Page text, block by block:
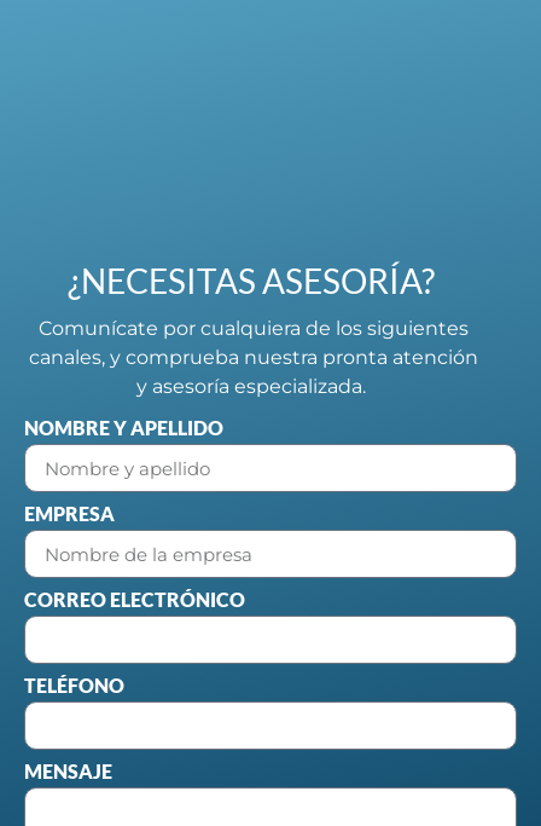
¿NECESITAS ASESORÍA?
Comunícate por cualquiera de los siguientes
canales, y comprueba nuestra pronta atención
y asesoría especializada.
NOMBRE Y APELLIDO
EMPRESA
CORREO ELECTRÓNICO
TELÉFONO
MENSAJE